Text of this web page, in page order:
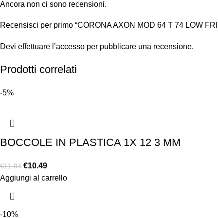
Ancora non ci sono recensioni.
Recensisci per primo “CORONA AXON MOD 64 T 74 LOW
Devi effettuare l’accesso per pubblicare una recensione.
Prodotti correlati
-5%
BOCCOLE IN PLASTICA 1X 12 3 MM
€11.04 €10.49
Aggiungi al carrello
-10%